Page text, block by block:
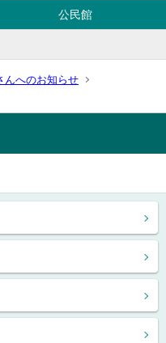
公民館
んへのお知らせ